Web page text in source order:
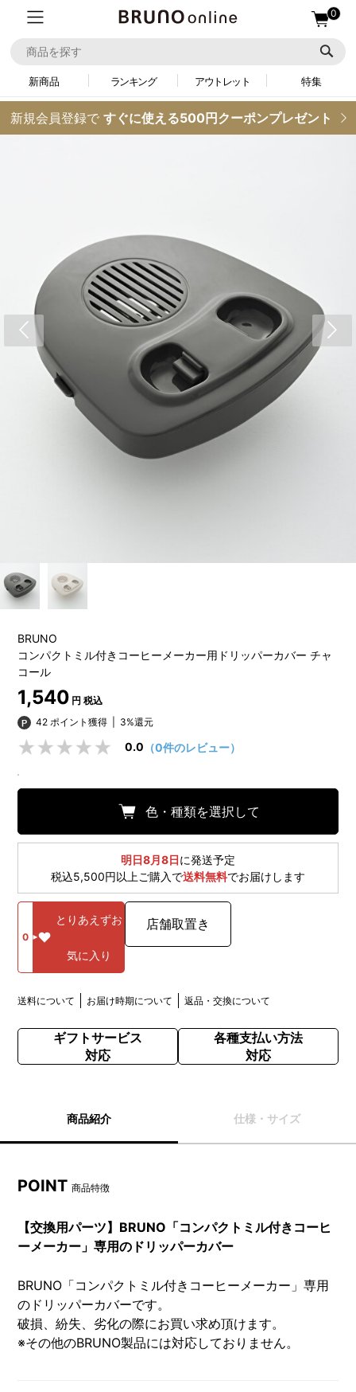
0
新商品 ランキング アウトレット 特集
新規会員登録で すぐに使える500円クーポンプレゼント
BRUNO
コンパクトミル付きコーヒーメーカー用ドリッパーカバー チャ
コール
1,540 円 税込
42 ポイント獲得
3%還元
0.0 （0件のレビュー）
色・種類を選択して
明日8月8日に発送予定
税込5,500円以上ご購入で送料無料でお届けします
0
とりあえずお
気に入り
店舗取置き
送料について お届け時期について 返品・交換について
ギフトサービス
対応
各種支払い方法
対応
商品紹介 仕様・サイズ
POINT商品特徴
【交換用パーツ】BRUNO「コンパクトミル付きコーヒ
ーメーカー」専用のドリッパーカバー
BRUNO「コンパクトミル付きコーヒーメーカー」専用
のドリッパーカバーです。
破損、紛失、劣化の際にお買い求め頂けます。
※その他のBRUNO製品には対応しておりません。